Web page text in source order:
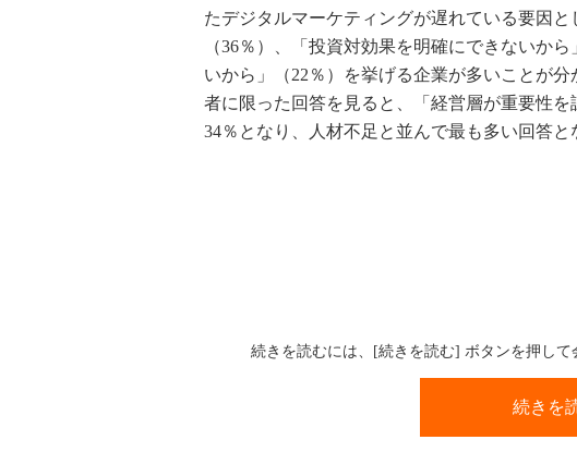
たデジタルマーケティングが遅れている要因と
（36％）、「投資対効果を明確にできないか
いから」（22％）を挙げる企業が多いことが
者に限った回答を見ると、「経営層が重要性
34％となり、人材不足と並んで最も多い回答と
続きを読むには、[続きを読む] ボタンを押して
続きを